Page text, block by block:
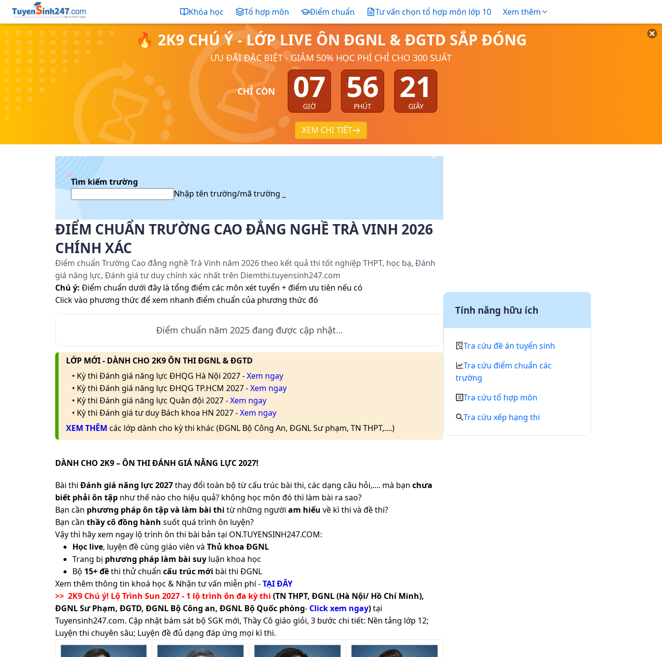
Khóa học Tổ hợp môn Điểm chuẩn Tư vấn chọn tổ hợp môn lớp 10 Xem thêm
🔥 2K9 CHÚ Ý - LỚP LIVE ÔN ĐGNL & ĐGTD SẮP ĐÓNG
ƯU ĐÃI ĐẶC BIỆT - GIẢM 50% HỌC PHÍ CHỈ CHO 300 SUẤT
CHỈ CÒN 07
GIỜ
56
PHÚT
20
GIÂY
XEM CHI TIẾT
Tìm kiếm trường
Nhập tên trường/mã trường _
ĐIỂM CHUẨN TRƯỜNG CAO ĐẲNG NGHỀ TRÀ VINH 2026
CHÍNH XÁC
Điểm chuẩn Trường Cao đẳng nghề Trà Vinh năm 2026 theo kết quả thi tốt nghiệp THPT, học bạ, Đánh
giá năng lực, Đánh giá tư duy chính xác nhất trên Diemthi.tuyensinh247.com
Chú ý: Điểm chuẩn dưới đây là tổng điểm các môn xét tuyển + điểm ưu tiên nếu có
Click vào phương thức để xem nhanh điểm chuẩn của phương thức đó
Điểm chuẩn năm 2025đang được cập nhật…
LỚP MỚI - DÀNH CHO 2K9 ÔN THI ĐGNL & ĐGTD
• Kỳ thi Đánh giá năng lực ĐHQG Hà Nội 2027 -Xem ngay
• Kỳ thi Đánh giá năng lực ĐHQG TP.HCM 2027 -Xem ngay
• Kỳ thi Đánh giá năng lực Quân đội 2027 -Xem ngay
• Kỳ thi Đánh giá tư duy Bách khoa HN 2027 -Xem ngay
XEM THÊM các lớp dành cho kỳ thi khác (ĐGNL Bộ Công An, ĐGNL Sư phạm, TN THPT,....)
DÀNH CHO 2K9 – ÔN THI ĐÁNH GIÁ NĂNG LỰC 2027!
Bài thi Đánh giá năng lực 2027thay đổi toàn bộ từ cấu trúc bài thi, các dạng câu hỏi,.... mà bạn chưa
biết phải ôn tập như thế nào cho hiệu quả? không học môn đó thì làm bài ra sao?
Bạn cần phương pháp ôn tập và làm bài thi từ những người am hiểu về kì thi và đề thi?
Bạn cần thầy cô đồng hành suốt quá trình ôn luyện?
Vậy thì hãy xem ngay lộ trình ôn thi bài bản tại ON.TUYENSINH247.COM:
Học live, luyện đề cùng giáo viên và Thủ khoa ĐGNL
Trang bị phương pháp làm bài suy luận khoa học
Bộ 15+ đềthi thử chuẩn cấu trúc mới bài thi ĐGNL
Xem thêm thông tin khoá học & Nhận tư vấn miễn phí -TẠI ĐÂY
>> 2K9 Chú ý! Lộ Trình Sun 2027 - 1 lộ trình ôn đa kỳ thi (TN THPT, ĐGNL (Hà Nội/ Hồ Chí Minh),
ĐGNL Sư Phạm, ĐGTD, ĐGNL Bộ Công an, ĐGNL Bộ Quốc phòng- Click xem ngay)tại
Tuyensinh247.com. Cập nhật bám sát bộ SGK mới, Thầy Cô giáo giỏi, 3 bước chi tiết: Nền tảng lớp 12;
Luyện thi chuyên sâu; Luyện đề đủ dạng đáp ứng mọi kì thi.
Tính năng hữu ích
Tra cứu đề án tuyển sinh
Tra cứu điểm chuẩn các
trường
Tra cứu tổ hợp môn
Tra cứu xếp hạng thi